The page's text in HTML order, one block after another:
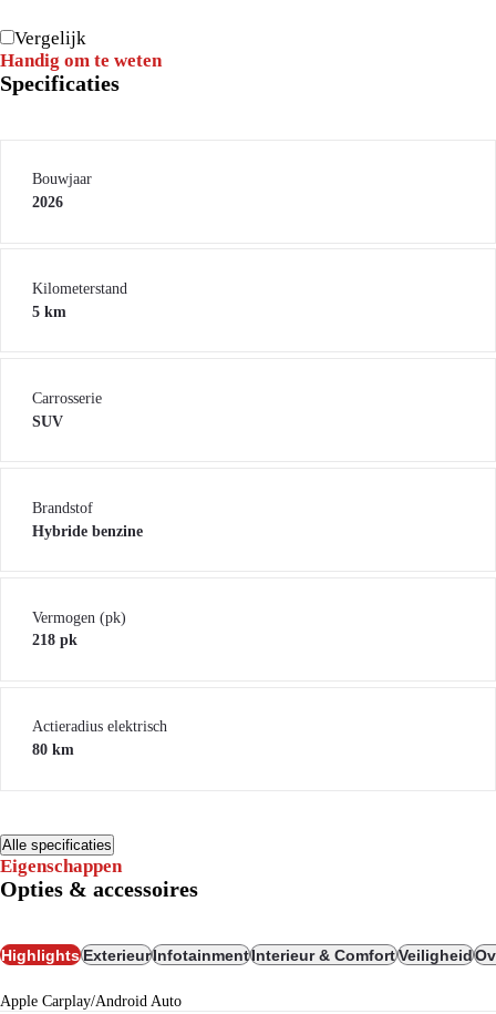
Vergelijk
Handig om te weten
Specificaties
Bouwjaar
2026
Kilometerstand
5 km
Carrosserie
SUV
Brandstof
Hybride benzine
Vermogen (pk)
218 pk
Actieradius elektrisch
80 km
Alle specificaties
Eigenschappen
Opties & accessoires
HighlightsExterieurInfotainmentInterieur & ComfortVeiligheid
Apple Carplay/Android Auto